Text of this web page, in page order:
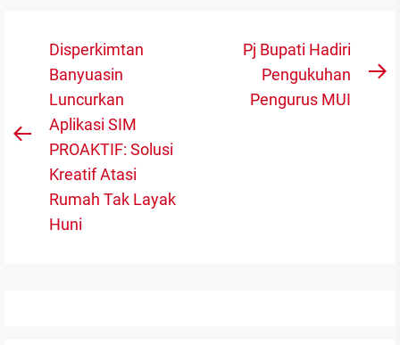
Navigasi
pos
Previous
Disperkimtan
Banyuasin
Luncurkan
Aplikasi SIM
PROAKTIF: Solusi
Kreatif Atasi
Rumah Tak Layak
Huni
Pj Bupati Hadiri
Pengukuhan
Pengurus MUI